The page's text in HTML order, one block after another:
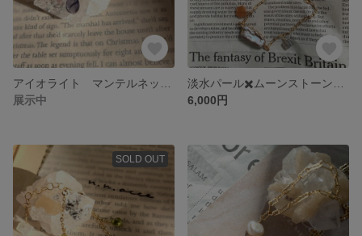
展示中
6,000円
SOLD OUT